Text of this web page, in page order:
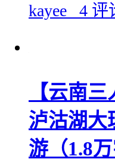
kayee_ 4 评
【云南
泸沽湖大
游（1.8万